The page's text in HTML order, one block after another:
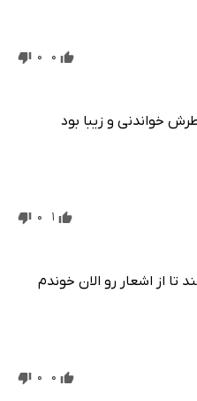
0
0
خواندنی و زیبا بود
1
0
تا از اشعار رو الان خوندم
0
0